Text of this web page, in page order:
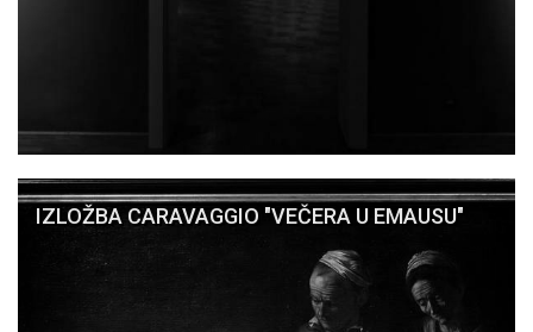
IZLOŽBA CARAVAGGIO "VEČERA U EMAUSU"